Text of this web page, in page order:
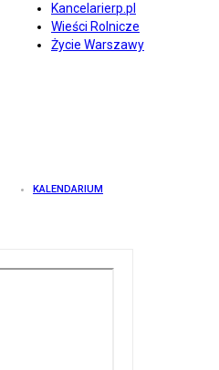
Kancelarierp.pl
Wieści Rolnicze
Życie Warszawy
KALENDARIUM